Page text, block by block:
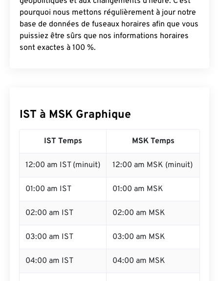
pourquoi nous mettons régulièrement à jour notre
base de données de fuseaux horaires afin que vous
puissiez être sûrs que nos informations horaires
sont exactes à 100 %.
IST à MSK Graphique
IST Temps MSK Temps
12:00 am IST (minuit) 12:00 am MSK (minuit)
01:00 am IST 01:00 am MSK
02:00 am IST 02:00 am MSK
03:00 am IST 03:00 am MSK
04:00 am IST 04:00 am MSK